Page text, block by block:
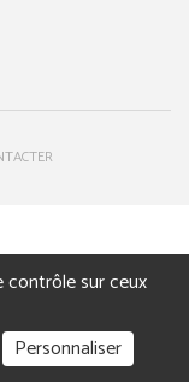
contrôle sur ceux
Personnaliser